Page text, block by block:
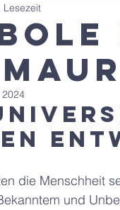
Lesezeit
2024
die Menschheit
und